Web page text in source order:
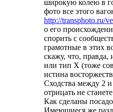
широкую колею в
фото все этого
http://transphoto.ru/
о его
спорить с
грамотные в этих
скажу, что,
или тип Х (тоже
истина
Сходства между 2
отрицать не
Как сделаны
Имеющиеся же